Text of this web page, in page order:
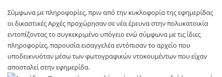
Σύμφωνα με πληροφορίες, πριν από την κυκλοφορία της εφημερίδας
οι δικαστικές Αρχές προχώρησαν σε νέα έρευνα στην πολυκατοικία
εντοπίζοντας το συγκεκριμένο υπόγειο ενώ σύμφωνα με τις ίδιες
πληροφορίες, παρουσία εισαγγελέα εντόπισαν το αρχείο που
υποδεικνυόταν μέσω των φωτογραφικών ντοκουμέντων που είχαν
αποσταλεί στην εφημερίδα.